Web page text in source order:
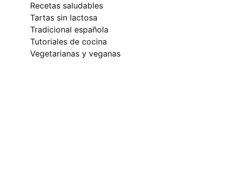
recetas saludables
tartas sin lactosa
tradicional española
tutoriales de cocina
vegetarianas y veganas